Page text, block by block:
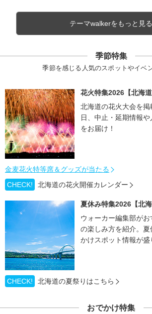
テーマwalkerをもっと見る
季節特集
季節を感じる人気のスポットやイベ
花火特集2026【北海道
北海道の花火大会を
日、中止・延期情報
をお届け！
金麦花火特等席＆グッズが当たる
CHECK!
北海道の花火開催カレンダー
夏休み特集2026【北海
ウォーカー編集部が
の楽しみ方を紹介。
かけスポット情報が盛
CHECK! 北海道の夏祭りはこちら
おでかけ特集